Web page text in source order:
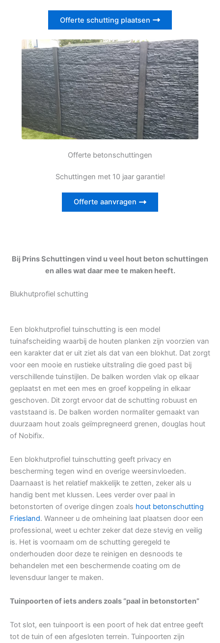
Offerte schutting plaatsen
Offerte betonschuttingen
Schuttingen met 10 jaar garantie!
Offerte aanvragen
Bij Prins Schuttingen vind u veel hout beton schuttingen
en alles wat daar mee te maken heeft.
Blukhutprofiel schutting
Een blokhutprofiel tuinschutting is een model
tuinafscheiding waarbij de houten planken zijn voorzien van
een karakter dat er uit ziet als dat van een blokhut. Dat zorgt
voor een mooie en rustieke uitstraling die goed past bij
verschillende tuinstijlen. De balken worden vlak op elkaar
geplaatst en met een mes en groef koppeling in elkaar
geschoven. Dit zorgt ervoor dat de schutting robuust en
vaststaand is. De balken worden normaliter gemaakt van
duurzaam hout zoals geïmpregneerd grenen, douglas hout
of Nobifix.
Een blokhutprofiel tuinschutting geeft privacy en
bescherming tegen wind en overige weersinvloeden.
Daarnaast is het relatief makkelijk te zetten, zeker als u
handig bent met klussen. Lees verder over paal in
betonstorten of overige dingen zoals hout betonschutting
Friesland. Wanneer u de omheining laat plaatsen door een
professional, weet u echter zeker dat deze stevig en veilig
is. Het is voornaam om de schutting geregeld te
onderhouden door deze te reinigen en desnoods te
behandelen met een beschermende coating om de
levensduur langer te maken.
Tuinpoorten of iets anders zoals “paal in betonstorten”
Tot slot, een tuinpoort is een poort of hek dat entree geeft
tot de tuin of een afgesloten terrein. Tuinpoorten zijn